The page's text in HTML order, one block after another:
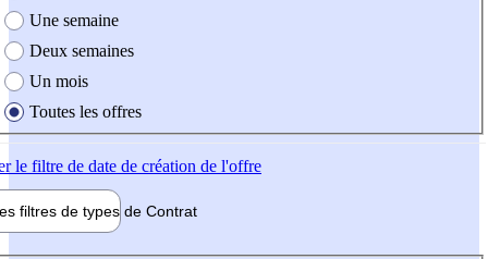
Une semaine
Deux semaines
Un mois
Toutes les offres
le filtre de date de création de l'offre
filtres de types de Contrat